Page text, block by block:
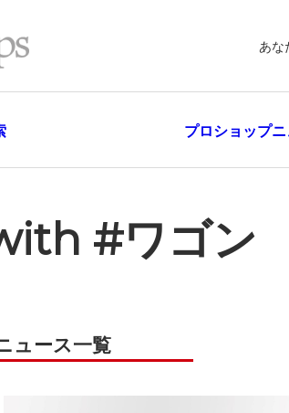
あな
プロショップ
#ワゴン
ュース一覧